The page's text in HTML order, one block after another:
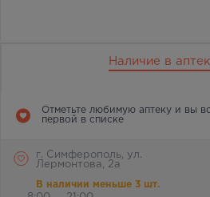
Наличие в
Отметьте любимую аптеку и вы
первой в списке
г. Симферополь, ул.
Лермонтова, 2а
В наличии меньше 3 шт.